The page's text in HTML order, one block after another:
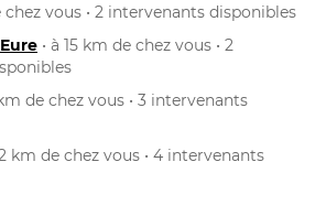
chez vous • 2 intervenants disponibles
• à 15 km de chez vous • 2
km de chez vous • 3 intervenants
km de chez vous • 4 intervenants